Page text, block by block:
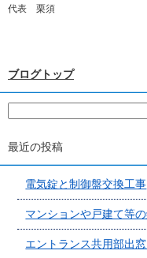
代表 栗須
ブログトップ
最近の投稿
電気錠と制御盤交換工事
マンションや戸建て等
エントランス共用部出